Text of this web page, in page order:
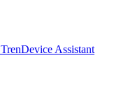
Assistant